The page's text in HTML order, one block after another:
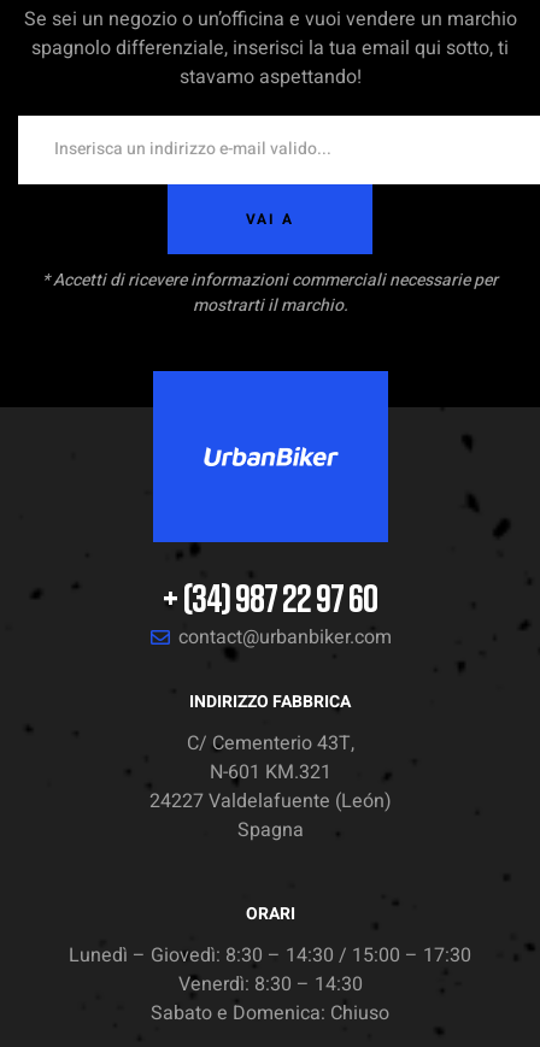
Se sei un negozio o un’officina e vuoi vendere un marchio
spagnolo differenziale, inserisci la tua email qui sotto, ti
stavamo aspettando!
VAI A
* Accetti di ricevere informazioni commerciali necessarie per
mostrarti il marchio.
+ (34) 987 22 97 60
contact@urbanbiker.com
INDIRIZZO FABBRICA
C/ Cementerio 43T,
N-601 KM.321
24227 Valdelafuente (León)
Spagna
ORARI
Lunedì – Giovedì: 8:30 – 14:30 / 15:00 – 17:30
Venerdì: 8:30 – 14:30
Sabato e Domenica: Chiuso